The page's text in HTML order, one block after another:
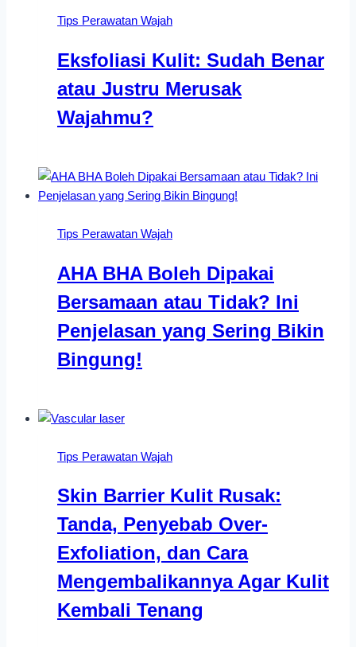
Tips Perawatan Wajah
Eksfoliasi Kulit: Sudah Benar
atau Justru Merusak
Wajahmu?
Tips Perawatan Wajah
AHA BHA Boleh Dipakai
Bersamaan atau Tidak? Ini
Penjelasan yang Sering Bikin
Bingung!
Tips Perawatan Wajah
Skin Barrier Kulit Rusak:
Tanda, Penyebab Over-
Exfoliation, dan Cara
Mengembalikannya Agar Kulit
Kembali Tenang